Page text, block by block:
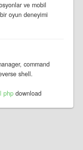
ve mobil
oyun deneyimi
command
shell.
php download